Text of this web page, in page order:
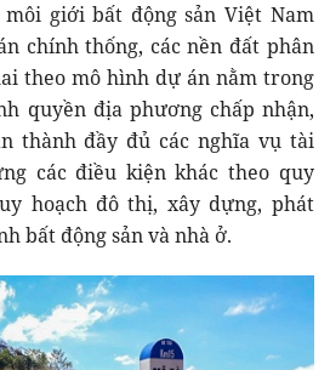
giới bất động sản Việt Nam
chính thống, các nền đất phân
theo mô hình dự án nằm trong
quyền địa phương chấp nhận,
thành đầy đủ các nghĩa vụ tài
các điều kiện khác theo quy
hoạch đô thị, xây dựng, phát
bất động sản và nhà ở.